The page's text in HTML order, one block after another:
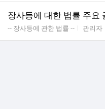
장사등에 대한 법률 주요
게시판명
-- 장사등에 관한 법률 -- 작성자
관리자